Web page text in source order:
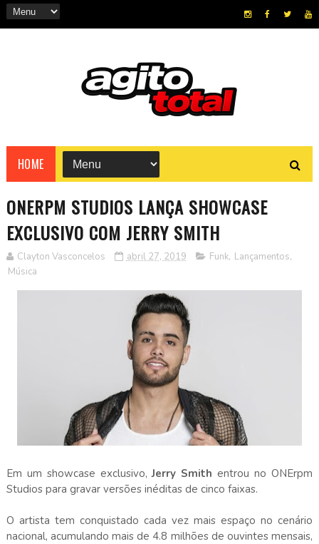
HOME
ONERPM STUDIOS LANÇA SHOWCASE
EXCLUSIVO COM JERRY SMITH
Clayton Vasconcelos abril 27, 2019 Funk, Lançamentos,
Música
Em um showcase exclusivo, Jerry Smith entrou no ONErpm
Studios para gravar versões inéditas de cinco faixas.
O artista tem conquistado cada vez mais espaço no cenário
nacional, acumulando mais de 4.8 milhões de ouvintes mensais,